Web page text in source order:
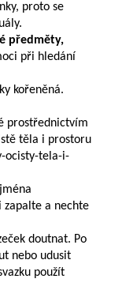
proto se
předměty,
při hledání
kořeněná.
prostřednictvím
těla i prostoru
ocisty-tela-i-
zapalte a nechte
doutnat. Po
nebo udusit
použít